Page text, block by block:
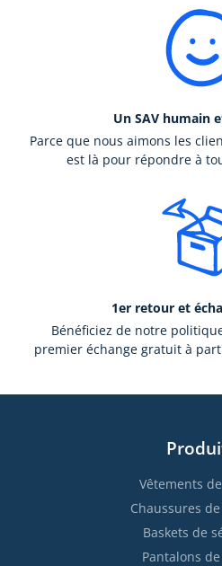
Un SAV humain
Parce que nous aimons les
est là pour répondre à
1er retour et
Bénéficiez de notre
premier échange gratuit à
Vêtements
Chaussures
Baskets de
Pantalons